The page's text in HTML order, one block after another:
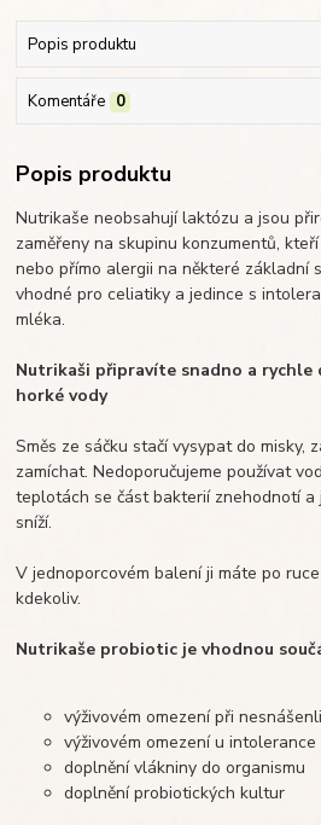
Popis produktu
Komentáře 0
Popis produktu
Nutrikaše neobsahují laktózu a jsou
zaměřeny na skupinu konzumentů,
nebo přímo alergii na některé základní
vhodné pro celiatiky a jedince s
mléka.
Nutrikaši připravíte snadno a
horké vody
Směs ze sáčku stačí vysypat do misky,
zamíchat. Nedoporučujeme používat
teplotách se část bakterií znehodnotí
sníží.
V jednoporcovém balení ji máte po
kdekoliv.
Nutrikaše probiotic je vhodnou
výživovém omezení při
výživovém omezení u
doplnění vlákniny do organismu
doplnění probiotických kultur